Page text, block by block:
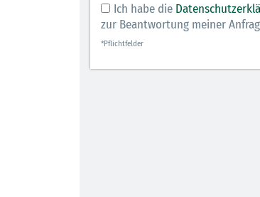
Ich habe die
zur Beantwortung meiner
*Pflichtfelder